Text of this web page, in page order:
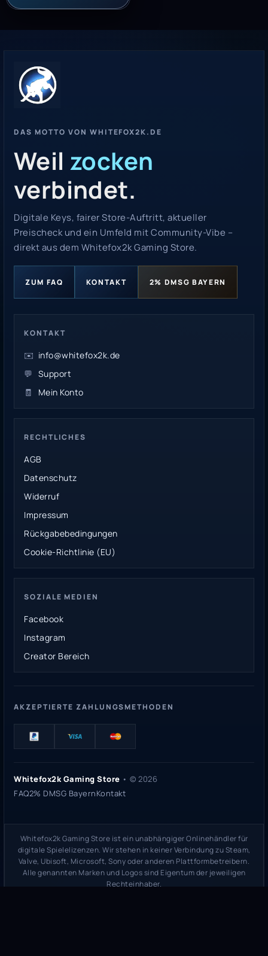
DAS MOTTO VON WHITEFOX2K.DE
Weil zocken
verbindet.
Digitale Keys, fairer Store-Auftritt, aktueller
Preischeck und ein Umfeld mit Community-Vibe –
direkt aus dem Whitefox2k Gaming Store.
ZUM FAQ KONTAKT 2% DMSG BAYERN
KONTAKT
✉️ info@whitefox2k.de
💬 Support
🧾
Mein Konto
RECHTLICHES
AGB
Datenschutz
Widerruf
Impressum
Rückgabebedingungen
Cookie-Richtlinie (EU)
SOZIALE MEDIEN
Facebook
Instagram
Creator Bereich
AKZEPTIERTE ZAHLUNGSMETHODEN
Whitefox2k Gaming Store • © 2026
FAQ2% DMSG BayernKontakt
Whitefox2k Gaming Store ist ein unabhängiger Onlinehändler für
digitale Spielelizenzen. Wir stehen in keiner Verbindung zu Steam,
Valve, Ubisoft, Microsoft, Sony oder anderen Plattformbetreibern.
Alle genannten Marken und Logos sind Eigentum der jeweiligen
Rechteinhaber.